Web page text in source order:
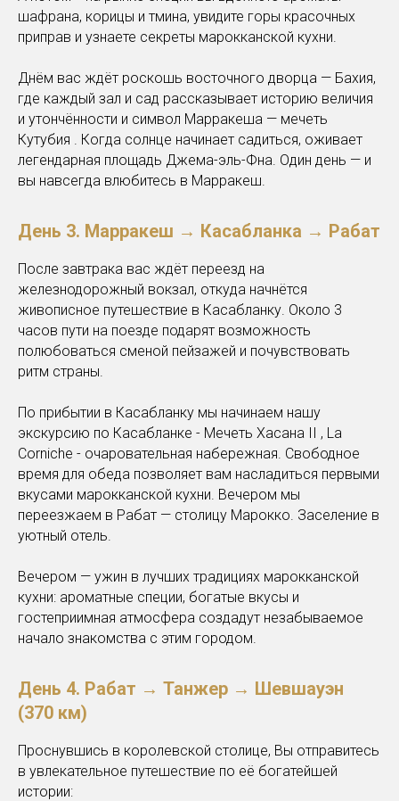
шафрана, корицы и тмина, увидите горы красочных
приправ и узнаете секреты марокканской кухни.
Днём вас ждёт роскошь восточного дворца — Бахия,
где каждый зал и сад рассказывает историю величия
и утончённости и символ Марракеша — мечеть
Кутубия . Когда солнце начинает садиться, оживает
легендарная площадь Джема-эль-Фна. Один день — и
вы навсегда влюбитесь в Марракеш.
День 3. Марракеш → Касабланка → Рабат
После завтрака вас ждёт переезд на
железнодорожный вокзал, откуда начнётся
живописное путешествие в Касабланку. Около 3
часов пути на поезде подарят возможность
полюбоваться сменой пейзажей и почувствовать
ритм страны.
По прибытии в Касабланку мы начинаем нашу
экскурсию по Касабланке - Мечеть Хасана II , La
Corniche - очаровательная набережная. Свободное
время для обеда позволяет вам насладиться первыми
вкусами марокканской кухни. Вечером мы
переезжаем в Рабат — столицу Марокко. Заселение в
уютный отель.
Вечером — ужин в лучших традициях марокканской
кухни: ароматные специи, богатые вкусы и
гостеприимная атмосфера создадут незабываемое
начало знакомства с этим городом.
День 4. Рабат → Танжер → Шевшауэн
(370 км)
Проснувшись в королевской столице, Вы отправитесь
в увлекательное путешествие по её богатейшей
истории: